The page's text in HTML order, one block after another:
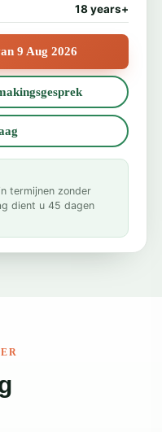
18 years+
9 Aug 2026
termijnen zonder
dient u 45 dagen